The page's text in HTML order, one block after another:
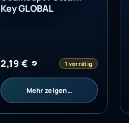
Key GLOBAL
2,19 € 1 vorrätig
Mehr zeigen…